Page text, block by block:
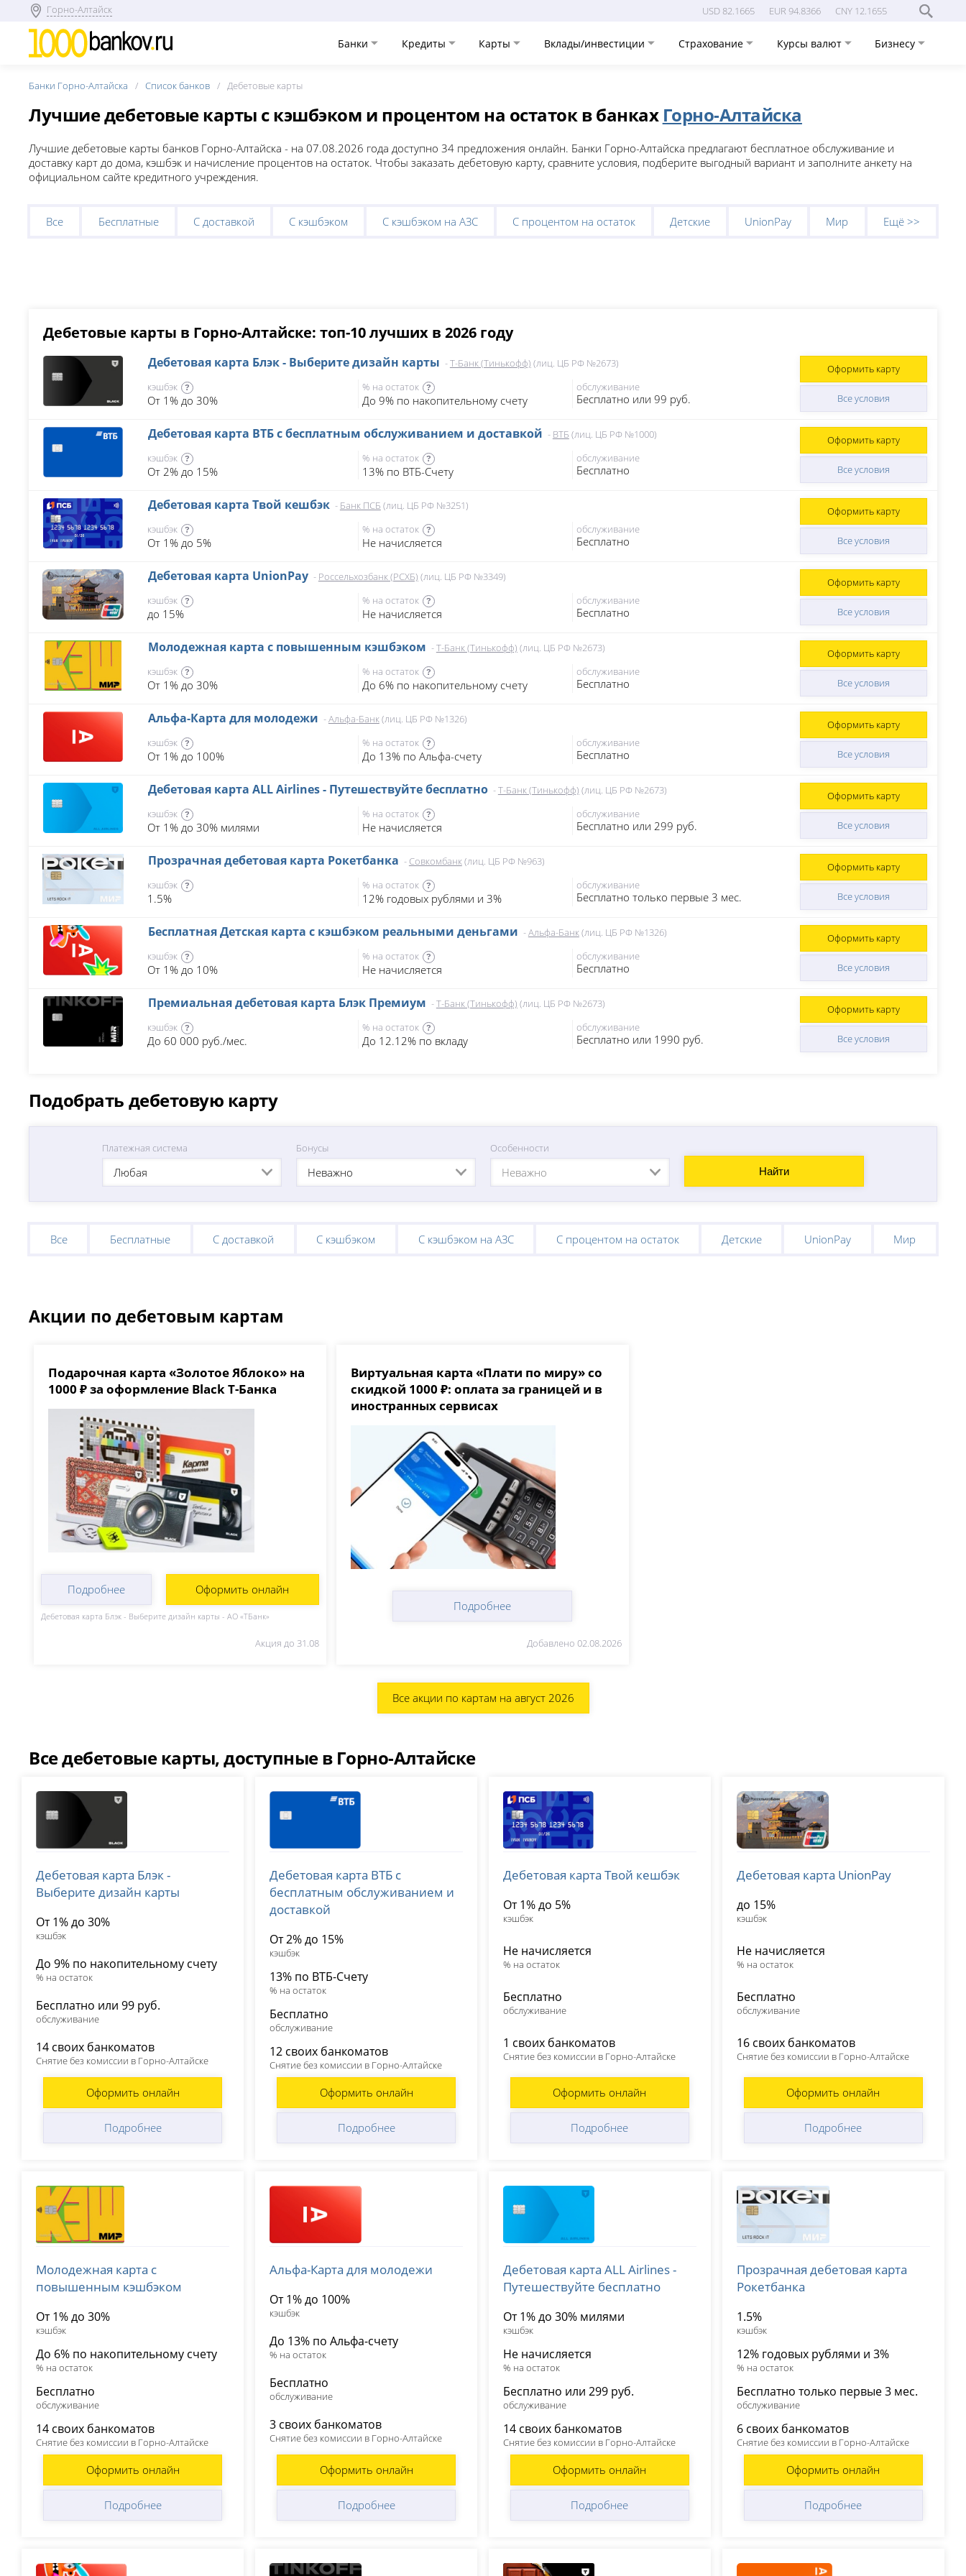
Горно-Алтайск USD 82.1665 EUR 94.8366 CNY 12.1655
Банки Кредиты Карты Вклады/инвестиции Страхование Курсы валют Бизнесу
Банки Горно-Алтайска Список банков Дебетовые карты
Лучшие дебетовые карты с кэшбэком и процентом на остаток в банках Горно-Алтайска
Лучшие дебетовые карты банков Горно-Алтайска - на 07.08.2026 года доступно 34 предложения онлайн. Банки Горно-Алтайска предлагают бесплатное обслуживание и
доставку карт до дома, кэшбэк и начисление процентов на остаток. Чтобы заказать дебетовую карту, сравните условия, подберите выгодный вариант и заполните анкету на
официальном сайте кредитного учреждения.
Все Бесплатные С доставкой С кэшбэком С кэшбэком на АЗС С процентом на остаток Детские UnionPay Мир Ещё >>
Дебетовые карты в Горно-Алтайске: топ-10 лучших в 2026 году
Дебетовая карта Блэк - Выберите дизайн карты -Т-Банк (Тинькофф) (лиц. ЦБ РФ №2673)
кэшбэк
?
От 1% до 30%
% на остаток ?
До 9% по накопительному счету
обслуживание
Бесплатно или 99 руб. Все условия
Оформить карту
Дебетовая карта ВТБ с бесплатным обслуживанием и доставкой - ВТБ (лиц. ЦБ РФ №1000)
кэшбэк
?
От 2% до 15%
% на остаток ?
13% по ВТБ-Счету
обслуживание
Бесплатно Все условия
Оформить карту
Дебетовая карта Твой кешбэк - Банк ПСБ (лиц. ЦБ РФ №3251)
кэшбэк
?
От 1% до 5%
% на остаток ?
Не начисляется
обслуживание
Бесплатно Все условия
Оформить карту
Дебетовая карта UnionPay - Россельхозбанк (РСХБ) (лиц. ЦБ РФ №3349)
кэшбэк
?
до 15%
% на остаток ?
Не начисляется
обслуживание
Бесплатно Все условия
Оформить карту
Молодежная карта с повышенным кэшбэком -Т-Банк (Тинькофф) (лиц. ЦБ РФ №2673)
кэшбэк
?
От 1% до 30%
% на остаток ?
До 6% по накопительному счету
обслуживание
Бесплатно Все условия
Оформить карту
Альфа-Карта для молодежи -Альфа-Банк(лиц. ЦБ РФ №1326)
кэшбэк
?
От 1% до 100%
% на остаток ?
До 13% по Альфа-счету
обслуживание
Бесплатно Все условия
Оформить карту
Дебетовая карта ALL Airlines - Путешествуйте бесплатно -Т-Банк (Тинькофф) (лиц. ЦБ РФ №2673)
кэшбэк
?
От 1% до 30% милями
% на остаток ?
Не начисляется
обслуживание
Бесплатно или 299 руб. Все условия
Оформить карту
Прозрачная дебетовая карта Рокетбанка - Совкомбанк(лиц. ЦБ РФ №963)
кэшбэк
?
1.5%
% на остаток ?
12% годовых рублями и 3%
обслуживание
Бесплатно только первые 3 мес. Все условия
Оформить карту
Бесплатная Детская карта с кэшбэком реальными деньгами -Альфа-Банк(лиц. ЦБ РФ №1326)
кэшбэк
?
От 1% до 10%
% на остаток ?
Не начисляется
обслуживание
Бесплатно Все условия
Оформить карту
Премиальная дебетовая карта Блэк Премиум -Т-Банк (Тинькофф) (лиц. ЦБ РФ №2673)
кэшбэк
?
До 60 000 руб./мес.
% на остаток ?
До 12.12% по вкладу
обслуживание
Бесплатно или 1990 руб. Все условия
Оформить карту
Подобрать дебетовую карту
Платежная система
Любая
Бонусы
Неважно
Особенности
Неважно Найти
Все Бесплатные С доставкой С кэшбэком С кэшбэком на АЗС С процентом на остаток Детские UnionPay Мир
Акции по дебетовым картам
Подарочная карта «Золотое Яблоко» на
1000 ₽ за оформление Black Т-Банка
Подробнее Оформить онлайн
Дебетовая карта Блэк - Выберите дизайн карты - АО «ТБанк»
Акция до 31.08
Виртуальная карта «Плати по миру» со
скидкой 1000 ₽: оплата за границей и в
иностранных сервисах
Подробнее
Добавлено 02.08.2026
Все акции по картам на август 2026
Все дебетовые карты, доступные в Горно-Алтайске
лицензия № 2673
Дебетовая карта Блэк -
Выберите дизайн карты
От 1% до 30%
кэшбэк
До 9% по накопительному счету
% на остаток
Бесплатно или 99 руб.
обслуживание
14 своих банкоматов
Снятие без комиссии в Горно-Алтайске
Оформить онлайн
Подробнее
лицензия № 1000
Дебетовая карта ВТБ с
бесплатным обслуживанием и
доставкой
От 2% до 15%
кэшбэк
13% по ВТБ-Счету
% на остаток
Бесплатно
обслуживание
12 своих банкоматов
Снятие без комиссии в Горно-Алтайске
Оформить онлайн
Подробнее
лицензия № 3251
Дебетовая карта Твой кешбэк
От 1% до 5%
кэшбэк
Не начисляется
% на остаток
Бесплатно
обслуживание
1 своих банкоматов
Снятие без комиссии в Горно-Алтайске
Оформить онлайн
Подробнее
лицензия № 3349
Дебетовая карта UnionPay
до 15%
кэшбэк
Не начисляется
% на остаток
Бесплатно
обслуживание
16 своих банкоматов
Снятие без комиссии в Горно-Алтайске
Оформить онлайн
Подробнее
лицензия № 2673
Молодежная карта с
повышенным кэшбэком
От 1% до 30%
кэшбэк
До 6% по накопительному счету
% на остаток
Бесплатно
обслуживание
14 своих банкоматов
Снятие без комиссии в Горно-Алтайске
Оформить онлайн
Подробнее
лицензия № 1326
Альфа-Карта для молодежи
От 1% до 100%
кэшбэк
До 13% по Альфа-счету
% на остаток
Бесплатно
обслуживание
3 своих банкоматов
Снятие без комиссии в Горно-Алтайске
Оформить онлайн
Подробнее
лицензия № 2673
Дебетовая карта ALL Airlines -
Путешествуйте бесплатно
От 1% до 30% милями
кэшбэк
Не начисляется
% на остаток
Бесплатно или 299 руб.
обслуживание
14 своих банкоматов
Снятие без комиссии в Горно-Алтайске
Оформить онлайн
Подробнее
лицензия № 963
Прозрачная дебетовая карта
Рокетбанка
1.5%
кэшбэк
12% годовых рублями и 3%
% на остаток
Бесплатно только первые 3 мес.
обслуживание
6 своих банкоматов
Снятие без комиссии в Горно-Алтайске
Оформить онлайн
Подробнее